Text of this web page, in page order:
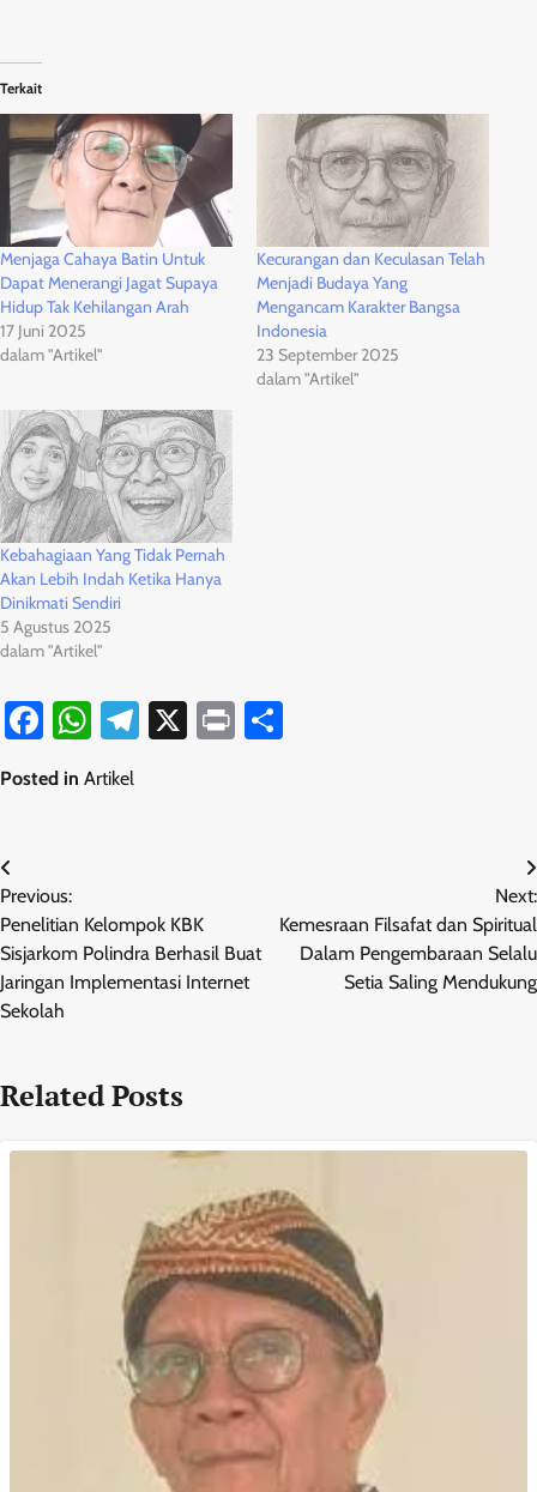
Terkait
Menjaga Cahaya Batin Untuk
Dapat Menerangi Jagat Supaya
Hidup Tak Kehilangan Arah
17 Juni 2025
dalam "Artikel"
Kecurangan dan Keculasan Telah
Menjadi Budaya Yang
Mengancam Karakter Bangsa
Indonesia
23 September 2025
dalam "Artikel"
Kebahagiaan Yang Tidak Pernah
Akan Lebih Indah Ketika Hanya
Dinikmati Sendiri
5 Agustus 2025
dalam "Artikel"
Facebook
WhatsApp
Telegram
X Print
Posted in Artikel
Navigasi
pos
Previous:
Penelitian Kelompok KBK
Sisjarkom Polindra Berhasil Buat
Jaringan Implementasi Internet
Sekolah
Next:
Kemesraan Filsafat dan Spiritual
Dalam Pengembaraan Selalu
Setia Saling Mendukung
Related Posts